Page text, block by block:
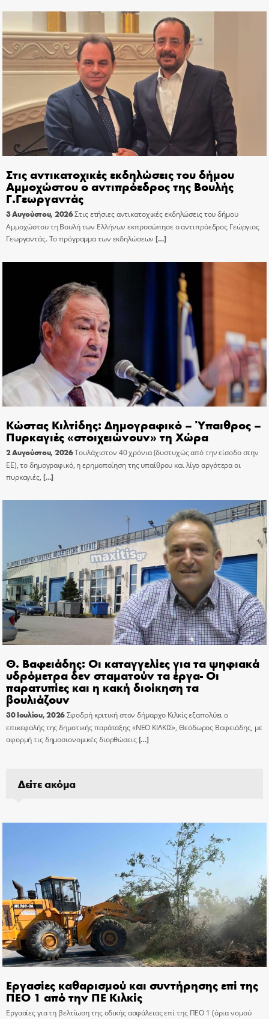
Στις αντικατοχικές εκδηλώσεις του δήμου
Αμμοχώστου ο αντιπρόεδρος της Βουλής
Γ.Γεωργαντάς
3 Αυγούστου, 2026Στις ετήσιες αντικατοχικές εκδηλώσεις του δήμου
Αμμοχώστου τη Βουλή των Ελλήνων εκπροσώπησε ο αντιπρόεδρος Γεώργιος
Γεωργαντάς. Το πρόγραμμα των εκδηλώσεων […]
Κώστας Κιλτίδης: Δημογραφικό – Ύπαιθρος –
Πυρκαγιές «στοιχειώνουν» τη Χώρα
2 Αυγούστου, 2026Τουλάχιστον 40 χρόνια (δυστυχώς από την είσοδο στην
ΕΕ), το δημογραφικό, η ερημοποίηση της υπαίθρου και λίγο αργότερα οι
πυρκαγιές, […]
Θ. Βαφειάδης: Οι καταγγελίες για τα ψηφιακά
υδρόμετρα δεν σταματούν τα έργα- Οι
παρατυπίες και η κακή διοίκηση τα
βουλιάζουν
30 Ιουλίου, 2026Σφοδρή κριτική στον δήμαρχο Κιλκίς εξαπολύει ο
επικεφαλής της δημοτικής παράταξης «ΝΕΟ ΚΙΛΚΙΣ», Θεόδωρος Βαφειάδης, με
αφορμή τις δημοσιονομικές διορθώσεις[…]
Δείτε ακόμα
Εργασίες καθαρισμού και συντήρησης επί της
ΠΕΟ 1 από την ΠΕ Κιλκίς
Εργασίες για τη βελτίωση της οδικής ασφάλειας επί της ΠΕΟ 1 (όρια νομού